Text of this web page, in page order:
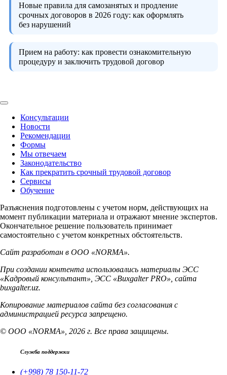
Новые правила для самозанятых и продление
срочных договоров в 2026 году: как оформлять
без нарушений
Прием на работу: как провести ознакомительную
процедуру и заключить трудовой договор
Консультации
Новости
Рекомендации
Формы
Мы отвечаем
Законодательство
Как прекратить срочный трудовой договор
Сервисы
Обучение
Разъяснения подготовлены с учетом норм, действующих на
момент публикации материала и отражают мнение экспертов.
Окончательное решение пользователь принимает
самостоятельно с учетом конкретных обстоятельств.
Сайт разработан в ООО «NORMA».
При создании контента использовались материалы ЭСС
«Кадровый консультант», ЭСС «Buxgalter PRO», сайта
buxgalter.uz.
Копирование материалов сайта без согласования с
администрацией ресурса запрещено.
© ООО «NORMA», 2026 г. Все права защищены.
Служба поддержки
(+998) 78 150-11-72